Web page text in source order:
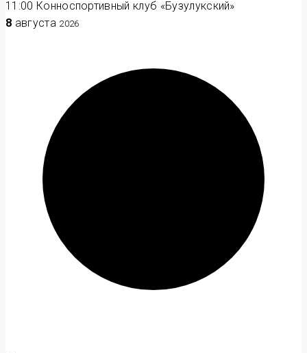
11:00 Конноспортивный клуб «Бузулукский»
8 августа 2026